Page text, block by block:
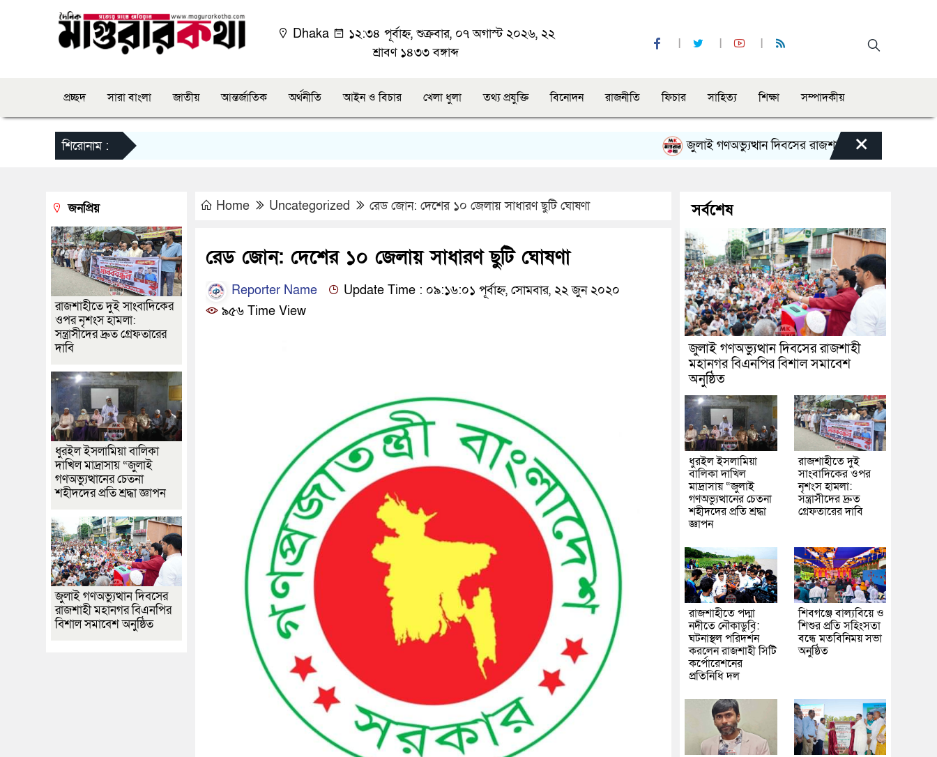
Dhaka
১২:৩৪ পূর্বাহ্ন, শুক্রবার, ০৭ অগাস্ট ২০২৬, ২২
শ্রাবণ ১৪৩৩ বঙ্গাব্দ
প্রচ্ছদ সারা বাংলা জাতীয় আন্তর্জাতিক অর্থনীতি আইন ও বিচার খেলা ধুলা তথ্য প্রযুক্তি বিনোদন রাজনীতি ফিচার সাহিত্য শিক্ষা সম্পাদকীয়
শিরোনাম : জুলাই গণঅভ্যুত্থান দিবসের রাজশাহী মহানগর বিএনপির বিশাল
×
Home Uncategorized রেড জোন: দেশের ১০ জেলায় সাধারণ ছুটি ঘোষণা
রেড জোন: দেশের ১০ জেলায় সাধারণ ছুটি ঘোষণা
Reporter Name
Update Time : ০৯:১৬:০১ পূর্বাহ্ন, সোমবার, ২২ জুন ২০২০
৯৫৬ Time View
জনপ্রিয়
রাজশাহীতে দুই সাংবাদিকের
ওপর নৃশংস হামলা:
সন্ত্রাসীদের দ্রুত গ্রেফতারের
দাবি
ধুরইল ইসলামিয়া বালিকা
দাখিল মাদ্রাসায় “জুলাই
গণঅভ্যুত্থানের চেতনা
শহীদদের প্রতি শ্রদ্ধা জ্ঞাপন
জুলাই গণঅভ্যুত্থান দিবসের
রাজশাহী মহানগর বিএনপির
বিশাল সমাবেশ অনুষ্ঠিত
সর্বশেষ
জুলাই গণঅভ্যুত্থান দিবসের রাজশাহী
মহানগর বিএনপির বিশাল সমাবেশ
অনুষ্ঠিত
ধুরইল ইসলামিয়া
বালিকা দাখিল
মাদ্রাসায় “জুলাই
গণঅভ্যুত্থানের চেতনা
শহীদদের প্রতি শ্রদ্ধা
জ্ঞাপন
রাজশাহীতে দুই
সাংবাদিকের ওপর
নৃশংস হামলা:
সন্ত্রাসীদের দ্রুত
গ্রেফতারের দাবি
রাজশাহীতে পদ্মা
নদীতে নৌকাডুবি:
ঘটনাস্থল পরিদর্শন
করলেন রাজশাহী সিটি
কর্পোরেশনের
প্রতিনিধি দল
শিবগঞ্জে বাল্যবিয়ে ও
শিশুর প্রতি সহিংসতা
বন্ধে মতবিনিময় সভা
অনুষ্ঠিত